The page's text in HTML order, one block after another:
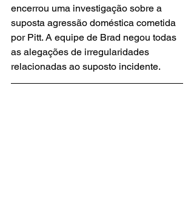
encerrou uma investigação sobre a
suposta agressão doméstica cometida
por Pitt. A equipe de Brad negou todas
as alegações de irregularidades
relacionadas ao suposto incidente.